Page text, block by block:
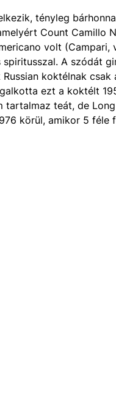
tényleg
Count Camillo
volt (Campari,
A szódát
koktélnak
ezt a koktélt
tartalmaz teát, de
körül, amikor 5 féle